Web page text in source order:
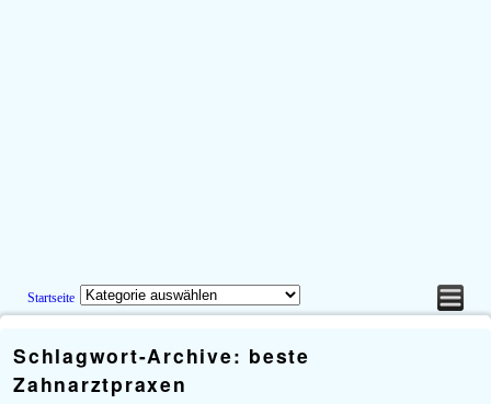
Startseite
Schlagwort-Archive: beste
Zahnarztpraxen